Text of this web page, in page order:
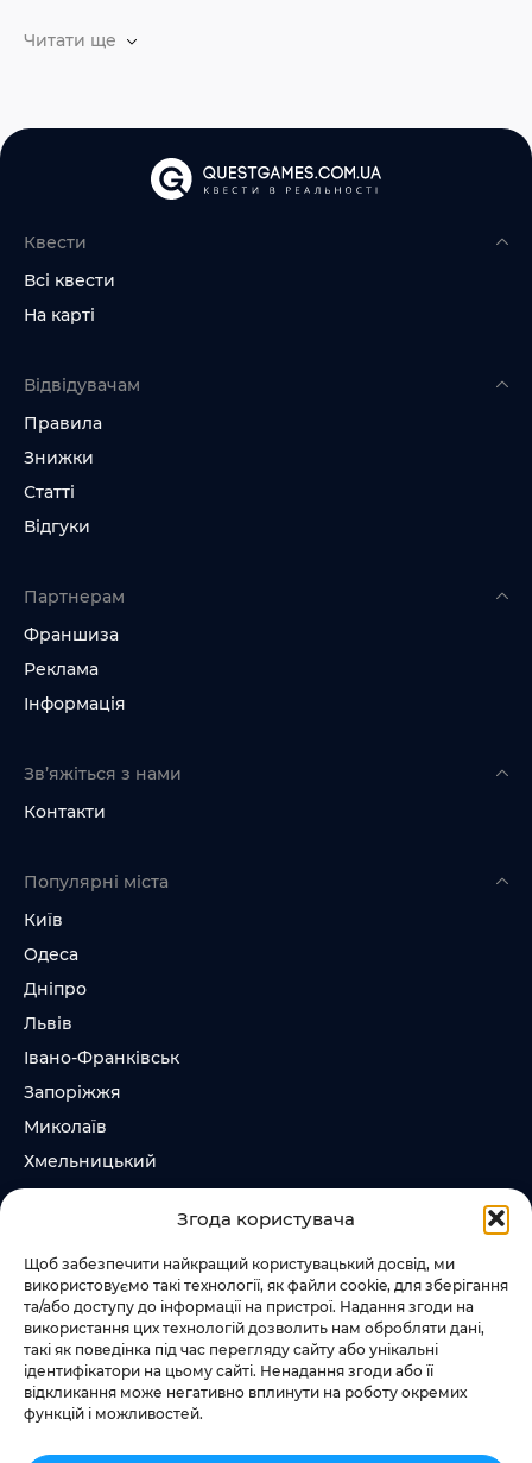
Згода користувача
Щоб забезпечити найкращий користувацький досвід, ми
використовуємо такі технології, як файли cookie, для зберігання
та/або доступу до інформації на пристрої. Надання згоди на
використання цих технологій дозволить нам обробляти дані,
такі як поведінка під час перегляду сайту або унікальні
ідентифікатори на цьому сайті. Ненадання згоди або її
відкликання може негативно вплинути на роботу окремих
функцій і можливостей.
Читати ще
Квести
Всі квести
На карті
Відвідувачам
Правила
Знижки
Статті
Відгуки
Партнерам
Франшиза
Реклама
Інформація
Зв’яжіться з нами
Контакти
Популярні міста
Київ
Одеса
Дніпро
Львів
Івано-Франківськ
Запоріжжя
Миколаїв
Хмельницький
Суми
Слідкувати за нами
+38 073 185 81 11
+38 067 457 86 44